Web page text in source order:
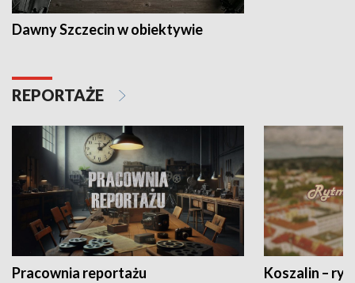
Dawny Szczecin w obiektywie
REPORTAŻE
Pracownia reportażu Koszalin –